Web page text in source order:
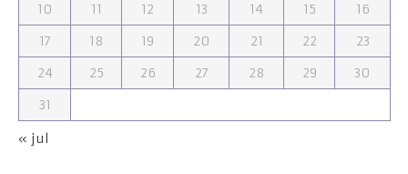
10
11 12 13 14 15
16
17
18 19 20 21 22
23
24
25 26 27 28 29
30
31
« jul